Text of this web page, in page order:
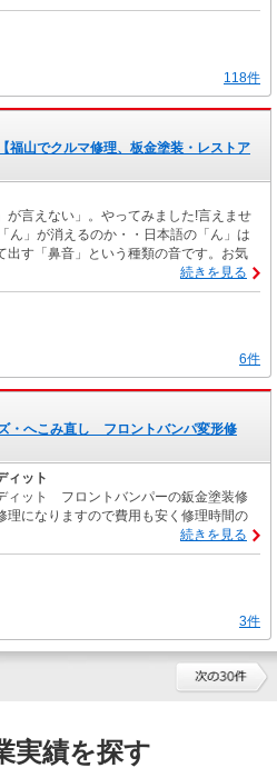
118件
福山でクルマ修理、板金塗装・レストア
が言えない」。やってみました!言えませ
ん」が消えるのか・・日本語の「ん」は
出す「鼻音」という種類の音です。お気
続きを見る
6件
へこみ直し フロントバンパ変形修
ィット
ィット フロントバンパーの鈑金塗装修
理になりますので費用も安く修理時間の
続きを見る
3件
実績を探す